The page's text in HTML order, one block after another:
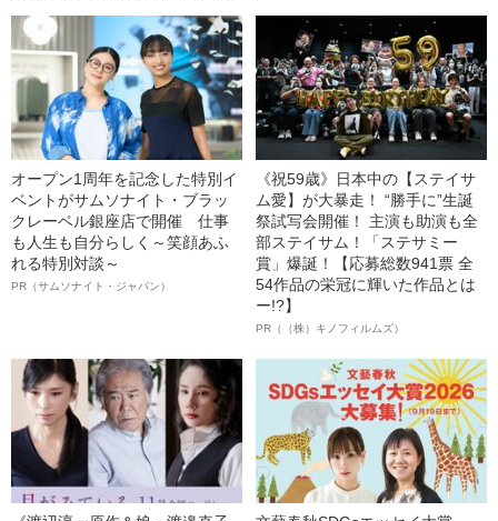
オープン1周年を記念した特別イ
ベントがサムソナイト・ブラッ
クレーベル銀座店で開催 仕事
も人生も自分らしく～笑顔あふ
れる特別対談～
PR（サムソナイト・ジャパン）
《祝59歳》日本中の【ステイサ
ム愛】が大暴走！ “勝手に”生誕
祭試写会開催！ 主演も助演も全
部ステイサム！「ステサミー
賞」爆誕！【応募総数941票 全
54作品の栄冠に輝いた作品とは
ー!?】
PR（（株）キノフィルムズ）